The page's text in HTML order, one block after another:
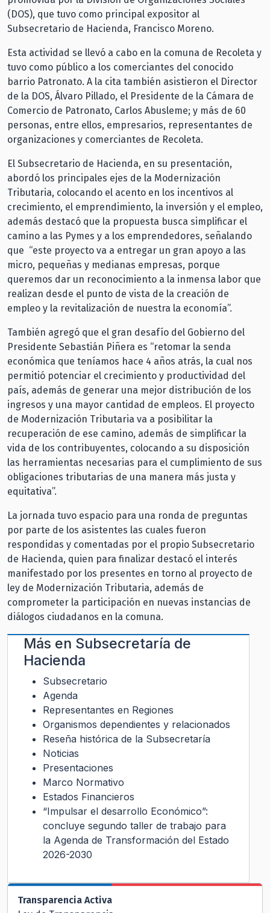
(DOS), que tuvo como principal expositor al
Subsecretario de Hacienda, Francisco Moreno.
Esta actividad se llevó a cabo en la comuna de Recoleta y
tuvo como público a los comerciantes del conocido
barrio Patronato. A la cita también asistieron el Director
de la DOS, Álvaro Pillado, el Presidente de la Cámara de
Comercio de Patronato, Carlos Abusleme; y más de 60
personas, entre ellos, empresarios, representantes de
organizaciones y comerciantes de Recoleta.
El Subsecretario de Hacienda, en su presentación,
abordó los principales ejes de la Modernización
Tributaria, colocando el acento en los incentivos al
crecimiento, el emprendimiento, la inversión y el empleo,
además destacó que la propuesta busca simplificar el
camino a las Pymes y a los emprendedores, señalando
que “este proyecto va a entregar un gran apoyo a las
micro, pequeñas y medianas empresas, porque
queremos dar un reconocimiento a la inmensa labor que
realizan desde el punto de vista de la creación de
empleo y la revitalización de nuestra la economía”.
También agregó que el gran desafío del Gobierno del
Presidente Sebastián Piñera es “retomar la senda
económica que teníamos hace 4 años atrás, la cual nos
permitió potenciar el crecimiento y productividad del
país, además de generar una mejor distribución de los
ingresos y una mayor cantidad de empleos. El proyecto
de Modernización Tributaria va a posibilitar la
recuperación de ese camino, además de simplificar la
vida de los contribuyentes, colocando a su disposición
las herramientas necesarias para el cumplimiento de sus
obligaciones tributarias de una manera más justa y
equitativa”.
La jornada tuvo espacio para una ronda de preguntas
por parte de los asistentes las cuales fueron
respondidas y comentadas por el propio Subsecretario
de Hacienda, quien para finalizar destacó el interés
manifestado por los presentes en torno al proyecto de
ley de Modernización Tributaria, además de
comprometer la participación en nuevas instancias de
diálogos ciudadanos en la comuna.
Más en Subsecretaría de
Hacienda
Subsecretario
Agenda
Representantes en Regiones
Organismos dependientes y relacionados
Reseña histórica de la Subsecretaría
Noticias
Presentaciones
Marco Normativo
Estados Financieros
“Impulsar el desarrollo Económico”:
concluye segundo taller de trabajo para
la Agenda de Transformación del Estado
2026-2030
Transparencia Activa